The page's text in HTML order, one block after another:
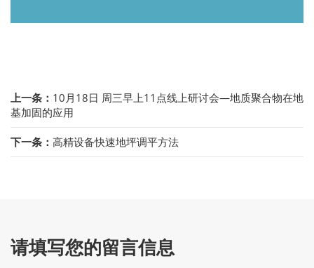
上一条： 10月18日 周三早上11点线上研讨会—地质聚合物在地
基加固的应用
下一条： 高精设备快速地坪调平方法
请填写您的留言信息